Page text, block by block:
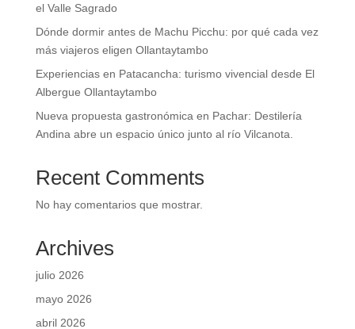
el Valle Sagrado
Dónde dormir antes de Machu Picchu: por qué cada vez
más viajeros eligen Ollantaytambo
Experiencias en Patacancha: turismo vivencial desde El
Albergue Ollantaytambo
Nueva propuesta gastronómica en Pachar: Destilería
Andina abre un espacio único junto al río Vilcanota.
Recent Comments
No hay comentarios que mostrar.
Archives
julio 2026
mayo 2026
abril 2026